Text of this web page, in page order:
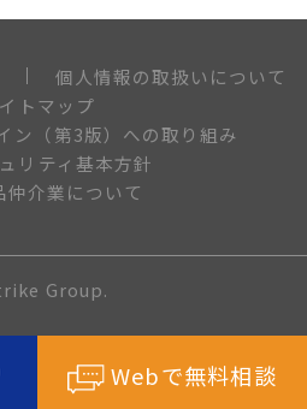
Webで無料相談
個人情報の取扱いについて
トマップ
ン（第3版）への取り組み
リティ基本方針
仲介業について
Group.